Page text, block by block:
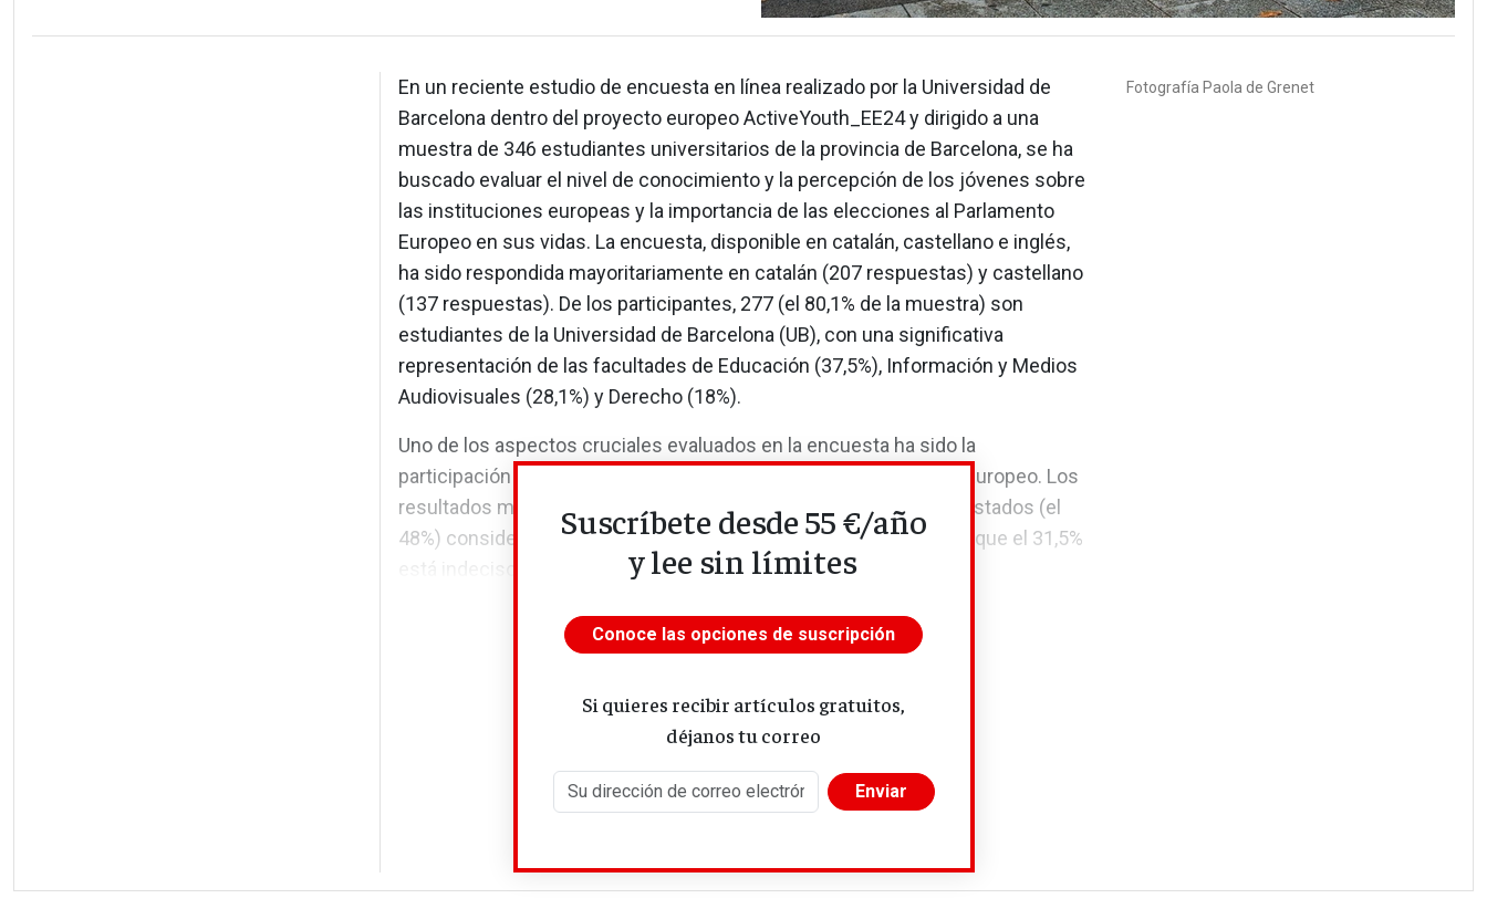
Fotografía Paola de Grenet
En un reciente estudio de encuesta en línea realizado por la Universidad de
Barcelona dentro del proyecto europeo ActiveYouth_EE24 y dirigido a una
muestra de 346 estudiantes universitarios de la provincia de Barcelona, se ha
buscado evaluar el nivel de conocimiento y la percepción de los jóvenes sobre
las instituciones europeas y la importancia de las elecciones al Parlamento
Europeo en sus vidas. La encuesta, disponible en catalán, castellano e inglés,
ha sido respondida mayoritariamente en catalán (207 respuestas) y castellano
(137 respuestas). De los participantes, 277 (el 80,1% de la muestra) son
estudiantes de la Universidad de Barcelona (UB), con una significativa
representación de las facultades de Educación (37,5%), Información y Medios
Audiovisuales (28,1%) y Derecho (18%).
Uno de los aspectos cruciales evaluados en la encuesta ha sido la
participación de los estudiantes en las elecciones al Parlamento Europeo. Los
resultados muestran que aproximadamente la mitad de los encuestados (el
48%) considera que son importantes y suelen participar, mientras que el 31,5%
está indeciso sobre su relevancia. Sin embargo,...
Suscríbete desde 55 €/año
y lee sin límites
Conoce las opciones de suscripción
Si quieres recibir artículos gratuitos,
déjanos tu correo